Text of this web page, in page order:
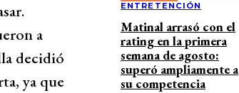
a
decidió
ya que
ENTRETENCIÓN
Matinal arrasó con el
rating en la primera
semana de agosto:
superó ampliamente a
su competencia